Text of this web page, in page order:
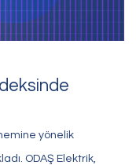
yönelik
ODAŞ Elektrik,